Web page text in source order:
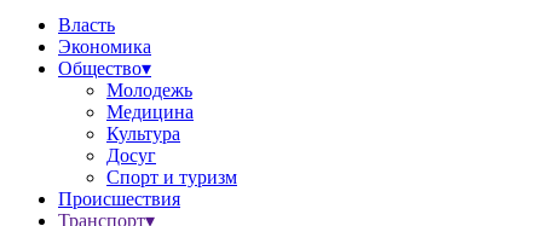
Власть
Экономика
Общество▾
Молодежь
Медицина
Культура
Досуг
Спорт и туризм
Происшествия
Транспорт▾